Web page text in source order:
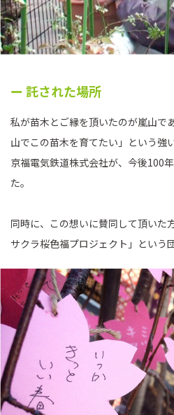
ー 託された場所
私が苗木とご縁を頂いたのが嵐山で
山でこの苗木を育てたい」という強
京福電気鉄道株式会社が、今後100
た。
同時に、この想いに賛同して頂いた
サクラ桜色福プロジェクト」という